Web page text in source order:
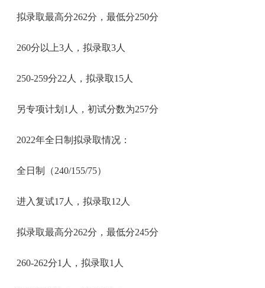
拟录取最高分262分，最低分250分
260分以上3人，拟录取3人
250-259分22人，拟录取15人
另专项计划1人，初试分数为257分
2022年全日制拟录取情况：
全日制（240/155/75）
进入复试17人，拟录取12人
拟录取最高分262分，最低分245分
260-262分1人，拟录取1人